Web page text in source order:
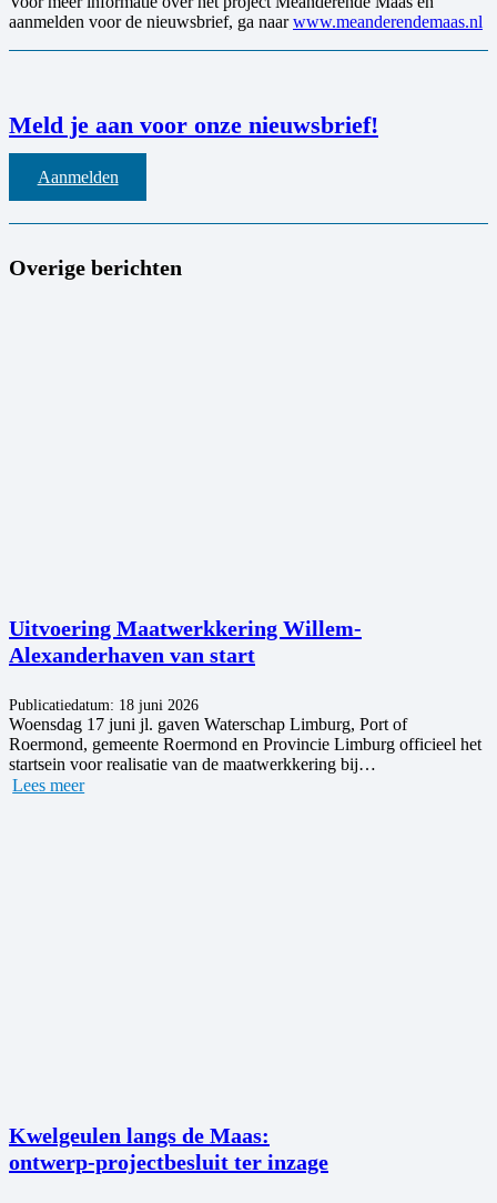
aanmelden voor de nieuwsbrief, ga naarwww.meanderendemaas.nl
Meld je aan voor onze nieuwsbrief!
Aanmelden
Overige berichten
Uitvoering Maatwerkkering Willem-
Alexanderhaven van start
Publicatiedatum: 18 juni 2026
Woensdag 17 juni jl. gaven Waterschap Limburg, Port of
Roermond, gemeente Roermond en Provincie Limburg officieel het
startsein voor realisatie van de maatwerkkering bij…
Lees meer
Kwelgeulen langs de Maas:
ontwerp‑projectbesluit ter inzage